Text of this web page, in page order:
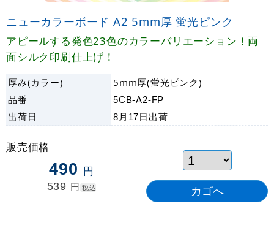
ニューカラーボード A2 5mm厚 蛍光ピンク
アピールする発色23色のカラーバリエーション！両
面シルク印刷仕上げ！
厚み(カラー)
5mm厚(蛍光ピンク)
品番
5CB-A2-FP
出荷日 8月17日 出荷
販売価格
490 円
539 円 税込